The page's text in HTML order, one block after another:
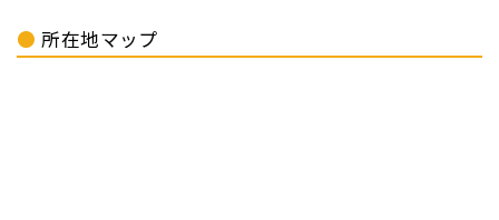
所在地マップ